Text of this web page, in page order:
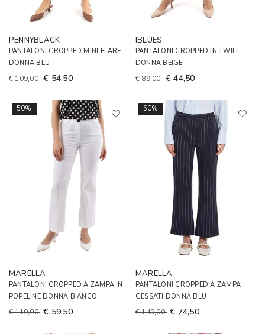
PENNYBLACK
PANTALONI CROPPED MINI FLARE
DONNA BLU
€ 109,00 € 54,50
IBLUES
PANTALONI CROPPED IN TWILL
DONNA BEIGE
€ 89,00 € 44,50
50%
MARELLA
PANTALONI CROPPED A ZAMPA IN
POPELINE DONNA BIANCO
€ 119,00 € 59,50
50%
MARELLA
PANTALONI CROPPED A ZAMPA
GESSATI DONNA BLU
€ 149,00 € 74,50